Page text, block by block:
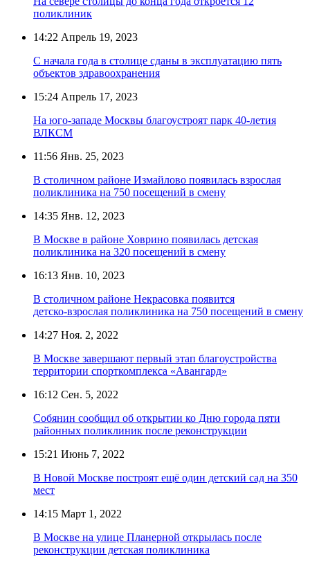
поликлиник
14:22 Апрель 19, 2023
С начала года в столице сданы в эксплуатацию пять
объектов здравоохранения
15:24 Апрель 17, 2023
На юго-западе Москвы благоустроят парк 40-летия
ВЛКСМ
11:56 Янв. 25, 2023
В столичном районе Измайлово появилась взрослая
поликлиника на 750 посещений в смену
14:35 Янв. 12, 2023
В Москве в районе Ховрино появилась детская
поликлиника на 320 посещений в смену
16:13 Янв. 10, 2023
В столичном районе Некрасовка появится
детско‑взрослая поликлиника на 750 посещений в смену
14:27 Ноя. 2, 2022
В Москве завершают первый этап благоустройства
территории спорткомплекса «Авангард»
16:12 Сен. 5, 2022
Собянин сообщил об открытии ко Дню города пяти
районных поликлиник после реконструкции
15:21 Июнь 7, 2022
В Новой Москве построят ещё один детский сад на 350
мест
14:15 Март 1, 2022
В Москве на улице Планерной открылась после
реконструкции детская поликлиника